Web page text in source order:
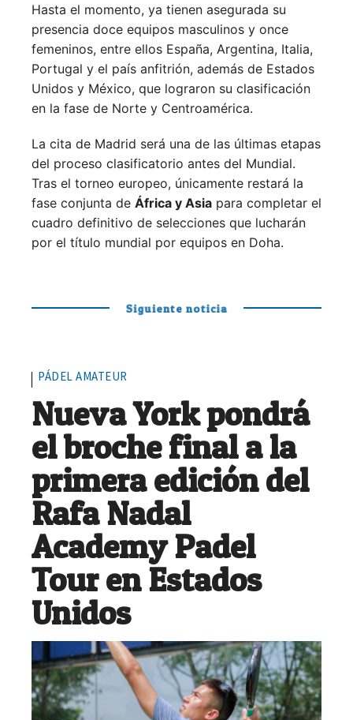
Hasta el momento, ya tienen asegurada su
presencia doce equipos masculinos y once
femeninos, entre ellos España, Argentina, Italia,
Portugal y el país anfitrión, además de Estados
Unidos y México, que lograron su clasificación
en la fase de Norte y Centroamérica.
La cita de Madrid será una de las últimas etapas
del proceso clasificatorio antes del Mundial.
Tras el torneo europeo, únicamente restará la
fase conjunta de África y Asia para completar el
cuadro definitivo de selecciones que lucharán
por el título mundial por equipos en Doha.
Siguiente noticia
PÁDEL AMATEUR
Nueva York pondrá
el broche final a la
primera edición del
Rafa Nadal
Academy Padel
Tour en Estados
Unidos